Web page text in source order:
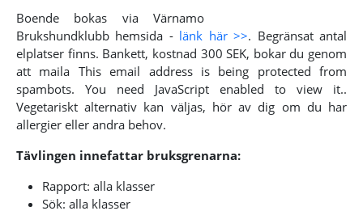
Boende bokas via Värnamo
Brukshundklubb hemsida - länk här >>. Begränsat antal
elplatser finns. Bankett, kostnad 300 SEK, bokar du genom
att maila This email address is being protected from
spambots. You need JavaScript enabled to view it..
Vegetariskt alternativ kan väljas, hör av dig om du har
allergier eller andra behov.
Tävlingen innefattar bruksgrenarna:
Rapport: alla klasser
Sök: alla klasser